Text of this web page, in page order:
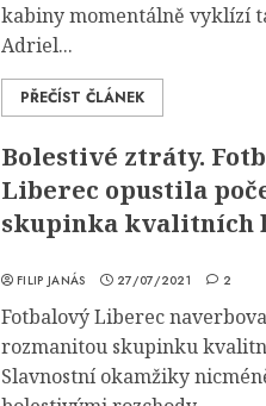
kabiny momentálně vyklízí
Adriel...
PŘEČÍST ČLÁNEK
Bolestivé ztráty.
Liberec opustila
skupinka kvalitních
FILIP JANÁS 27/07/2021 2
Fotbalový Liberec
rozmanitou skupinku
Slavnostní okamžiky